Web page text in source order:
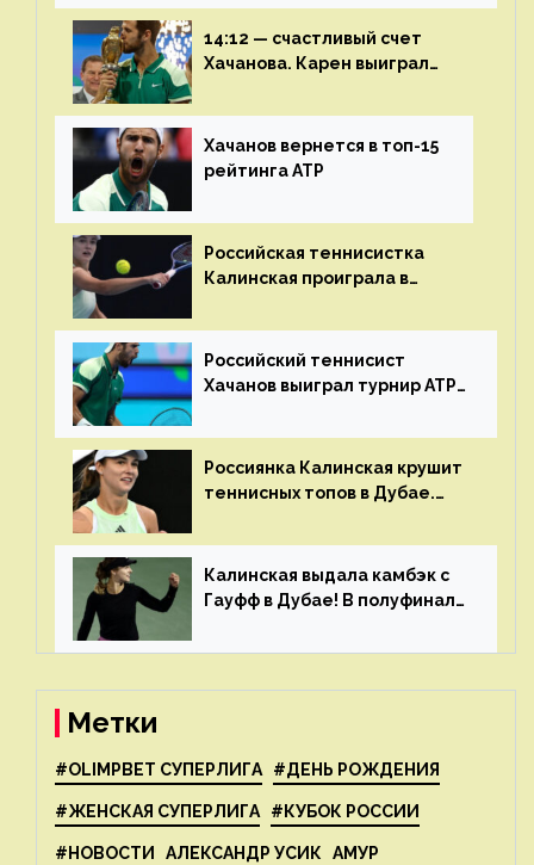
14:12 — счастливый счет
Хачанова. Карен выиграл
Хачанов вернется в топ-15
рейтинга ATP
Российская теннисистка
Калинская проиграла в
Российский теннисист
Хачанов выиграл турнир ATP
Россиянка Калинская крушит
теннисных топов в Дубае.
рейтинга
Калинская выдала камбэк с
Гауфф в Дубае! В полуфинале
Свёнтек
Метки
#OLIMPBET СУПЕРЛИГА #ДЕНЬ РОЖДЕНИЯ
#ЖЕНСКАЯ СУПЕРЛИГА #КУБОК РОССИИ
#НОВОСТИ АЛЕКСАНДР УСИК АМУР